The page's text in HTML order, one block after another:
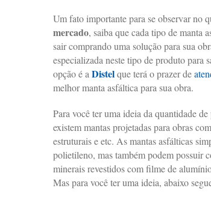
Um fato importante para se observar no
mercado, saiba que cada tipo de manta
sair comprando uma solução para sua
especializada neste tipo de produto para
opção é a Distelque terá o prazer de
melhor manta asfáltica para sua obra.
Para você ter uma ideia da quantidade
existem mantas projetadas para obras
estruturais e etc. As mantas asfálticas
polietileno, mas também podem possuir
minerais revestidos com filme de
Mas para você ter uma ideia, abaixo